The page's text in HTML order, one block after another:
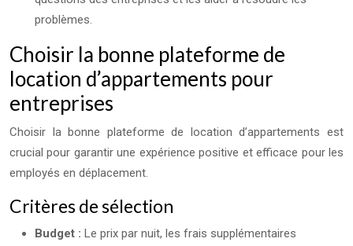
problèmes.
Choisir la bonne plateforme de
location d’appartements pour
entreprises
Choisir la bonne plateforme de location d’appartements est
crucial pour garantir une expérience positive et efficace pour les
employés en déplacement.
Critères de sélection
Budget : Le prix par nuit, les frais supplémentaires